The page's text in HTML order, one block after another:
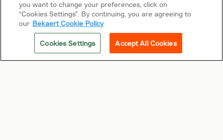
Copyright © 2026 Bekaert. Tutti i diritti riservati
you want to change your preferences, click on
“Cookies Settings”. By continuing, you are agreeing to
our Bekaert Cookie Policy
Cookies Settings Accept All Cookies